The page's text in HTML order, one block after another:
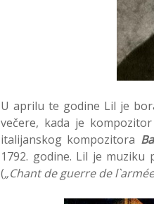
U aprilu te godine Lil je
večere, kada je
italijanskog kompozitora
1792. godine. Lil je
(„Chant de guerre de